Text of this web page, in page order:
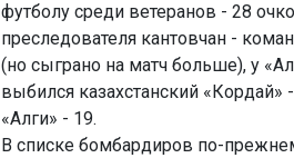
футболу среди ветеранов - 28
преследователя кантовчан -
(но сыграно на матч больше), у
выбился казахстанский
«Алги» - 19.
В списке бомбардиров по-